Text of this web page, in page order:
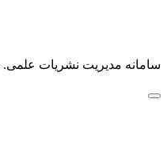
سامانه مدیریت نشریات علمی.